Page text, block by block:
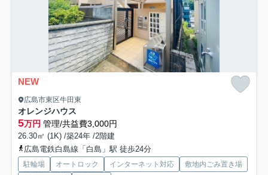
NEW
広島市東区牛田東
オレンジハウス
5万円 管理/共益費3,000円
26.30㎡ (1K) /築24年 /2階建
広島電鉄白島線「白島」駅 徒歩24分
駐輪場 オートロック インターネット対応
敷地内ごみ置き場